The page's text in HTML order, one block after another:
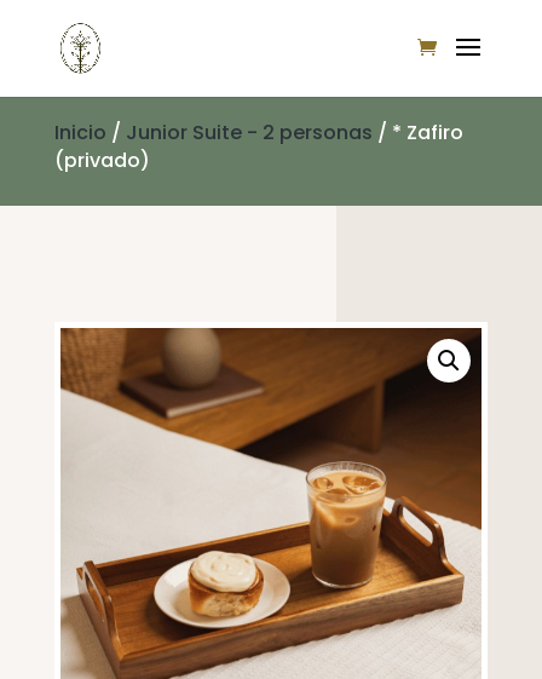
Inicio / Junior Suite - 2 personas / * Zafiro
(privado)